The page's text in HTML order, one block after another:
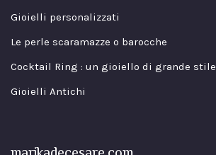
Gioielli personalizzati
Le perle scaramazze o barocche
Cocktail Ring : un gioiello di grande stile
Gioielli Antichi